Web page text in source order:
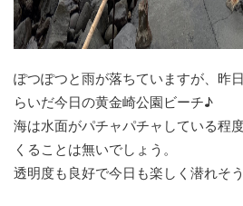
ぽつぽつと雨が落ちていますが、昨
らいだ今日の黄金崎公園ビーチ♪
海は水面がパチャパチャしている程
くることは無いでしょう。
透明度も良好で今日も楽しく潜れそ